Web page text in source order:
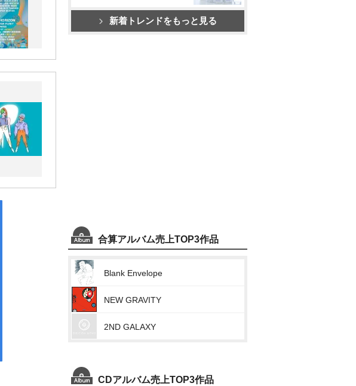
新着トレンドをもっと見る
合算アルバム売上TOP3作品
Blank Envelope
NEW GRAVITY
2ND GALAXY
CDアルバム売上TOP3作品